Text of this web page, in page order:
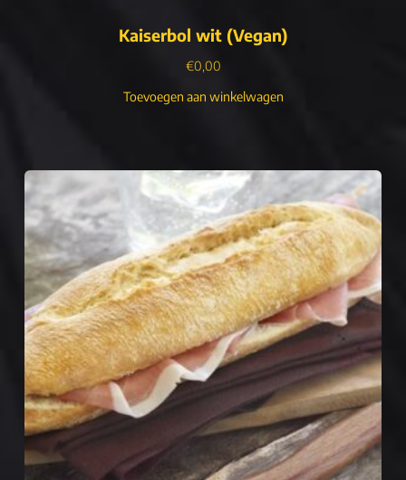
Kaiserbol wit (Vegan)
€0,00
Toevoegen aan winkelwagen